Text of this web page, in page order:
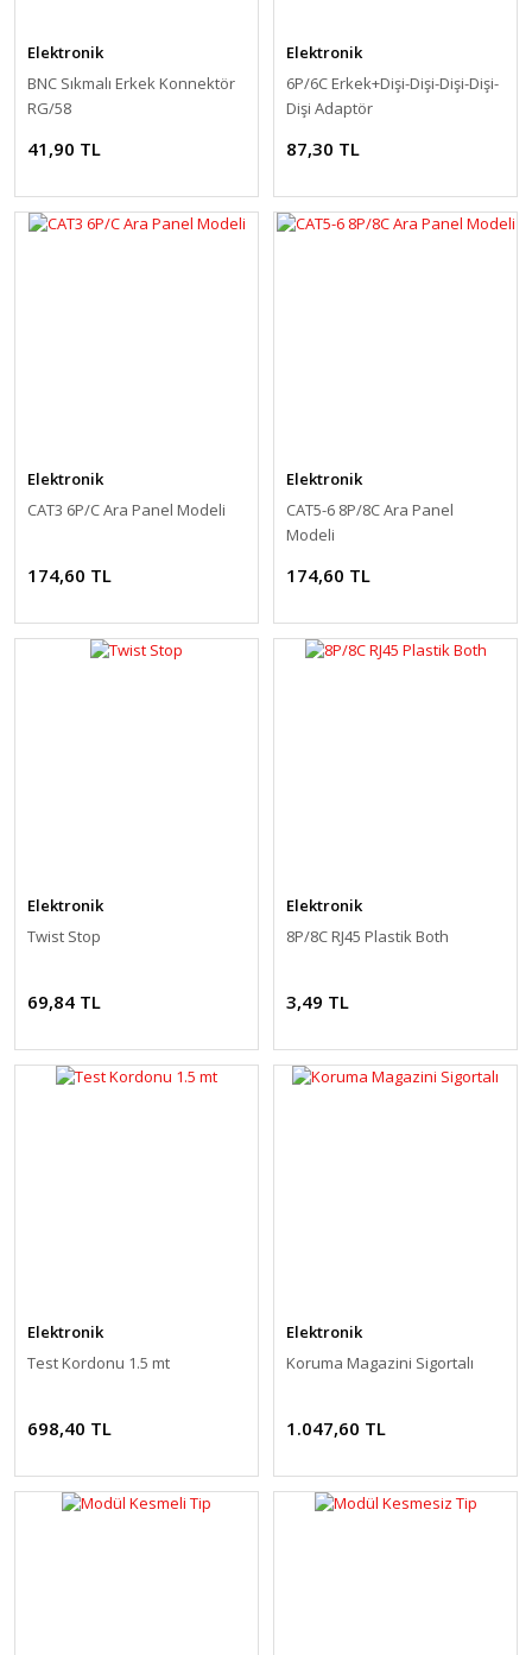
Elektronik
BNC Sıkmalı Erkek Konnektör
RG/58
41,90 TL
Elektronik
6P/6C Erkek+Dişi-Dişi-Dişi-Dişi-
Dişi Adaptör
87,30 TL
Elektronik
CAT3 6P/C Ara Panel Modeli
174,60 TL
Elektronik
CAT5-6 8P/8C Ara Panel
Modeli
174,60 TL
Elektronik
Twist Stop
69,84 TL
Elektronik
8P/8C RJ45 Plastik Both
3,49 TL
Elektronik
Test Kordonu 1.5 mt
698,40 TL
Elektronik
Koruma Magazini Sigortalı
1.047,60 TL